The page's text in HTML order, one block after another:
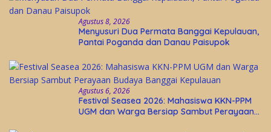
Agustus 8, 2026
Menyusuri Dua Permata Banggai Kepulauan,
Pantai Poganda dan Danau Paisupok
Agustus 6, 2026
Festival Seasea 2026: Mahasiswa KKN-PPM
UGM dan Warga Bersiap Sambut Perayaan